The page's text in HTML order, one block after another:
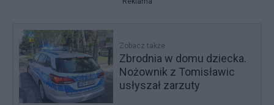
Zobacz także
Zbrodnia w domu dziecka.
Nożownik z Tomisławic
usłyszał zarzuty